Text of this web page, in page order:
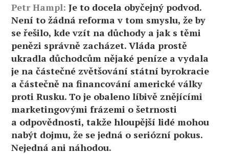
Petr Hampl: Je to docela obyčejný podvod.
Není to žádná reforma v tom smyslu, že by
se řešilo, kde vzít na důchody a jak s těmi
penězi správně zacházet. Vláda prostě
ukradla důchodcům nějaké peníze a vydala
je na částečné zvětšování státní byrokracie
a částečně na financování americké války
proti Rusku. To je obaleno líbivě znějícími
marketingovými frázemi o šetrnosti
a odpovědnosti, takže hloupější lidé mohou
nabýt dojmu, že se jedná o seriózní pokus.
Nejedná ani náhodou.